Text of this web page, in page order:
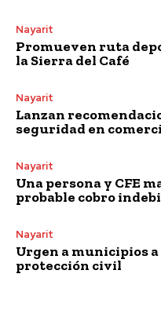
Nayarit
Promueven ruta
la Sierra del Café
Nayarit
Lanzan
seguridad en
Nayarit
Una persona y CFE
probable cobro
Nayarit
Urgen a municipios
protección civil